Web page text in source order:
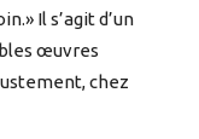
Il s’agit d’un
œuvres
chez